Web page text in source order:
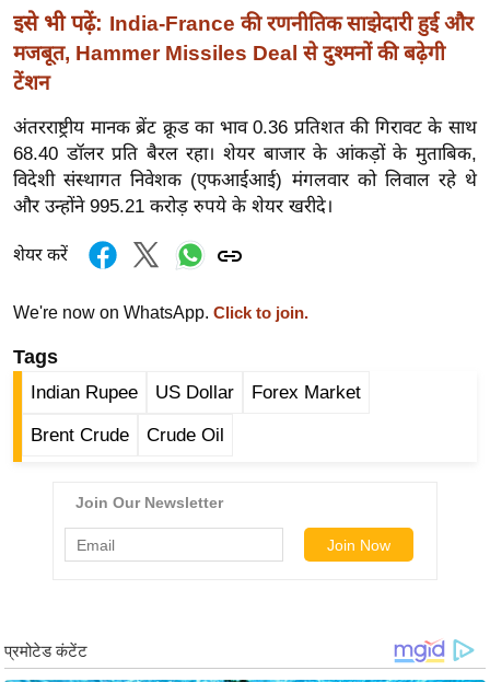
इं
डि
या
हि
त्य
ज
ग
त
टो
र्ल्ड
न्यू
ज
ज
इसे भी पढ़ें: India-France की रणनीतिक साझेदारी हुई और
मजबूत, Hammer Missiles Deal से दुश्मनों की बढ़ेगी
टेंशन
अंतरराष्ट्रीय मानक ब्रेंट क्रूड का भाव 0.36 प्रतिशत की गिरावट के साथ
68.40 डॉलर प्रति बैरल रहा। शेयर बाजार के आंकड़ों के मुताबिक,
विदेशी संस्थागत निवेशक (एफआईआई) मंगलवार को लिवाल रहे थे
और उन्होंने 995.21 करोड़ रुपये के शेयर खरीदे।
शेयर करें
We're now on WhatsApp. Click to join.
Tags
Indian Rupee US Dollar Forex Market
Brent Crude Crude Oil